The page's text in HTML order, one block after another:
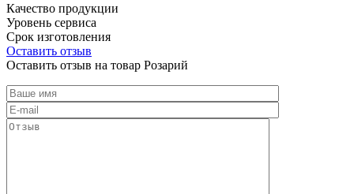
Качество продукции
Уровень сервиса
Срок изготовления
Оставить отзыв
Оставить отзыв на товар Розарий